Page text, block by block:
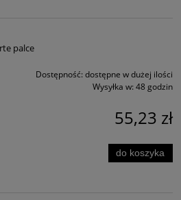
palce
Dostępność: dostępne w dużej ilości
Wysyłka w: 48 godzin
55,23 zł
do koszyka